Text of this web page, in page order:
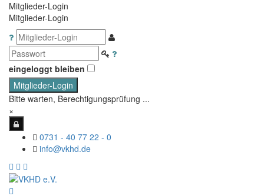
Mitglieder-Login
Mitglieder-Login
eingeloggt bleiben
Mitglieder-Login
Bitte warten, Berechtigungsprüfung ...
×
0731 - 40 77 22 - 0
info@vkhd.de